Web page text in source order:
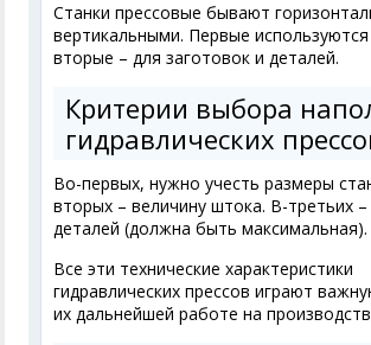
Станки прессовые бывают
вертикальными. Первые
вторые – для заготовок и деталей.
Критерии выбора
гидравлических
Во-первых, нужно учесть размеры
вторых – величину штока. В-третьих
деталей (должна быть максимальная).
Все эти технические характеристики
гидравлических прессов играют
их дальнейшей работе на